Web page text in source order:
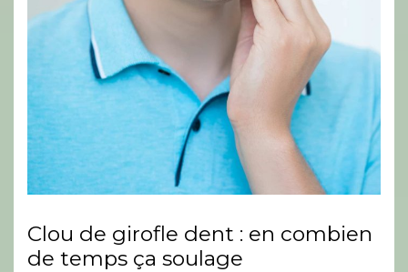
Clou de girofle dent : en combien
de temps ça soulage